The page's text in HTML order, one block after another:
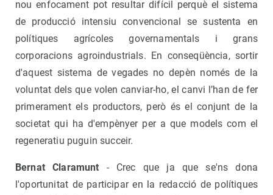
nou enfocament pot resultar difícil perquè el sistema
de producció intensiu convencional se sustenta en
polítiques agrícoles governamentals i grans
corporacions agroindustrials. En conseqüència, sortir
d'aquest sistema de vegades no depèn només de la
voluntat dels que volen canviar-ho, el canvi l’han de fer
primerament els productors, però és el conjunt de la
societat qui ha d'empènyer per a que models com el
regeneratiu puguin succeir.
Bernat Claramunt - Crec que ja que se'ns dona
l'oportunitat de participar en la redacció de polítiques